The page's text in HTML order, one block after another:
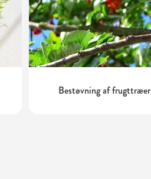
Bestøvning af frugttræer